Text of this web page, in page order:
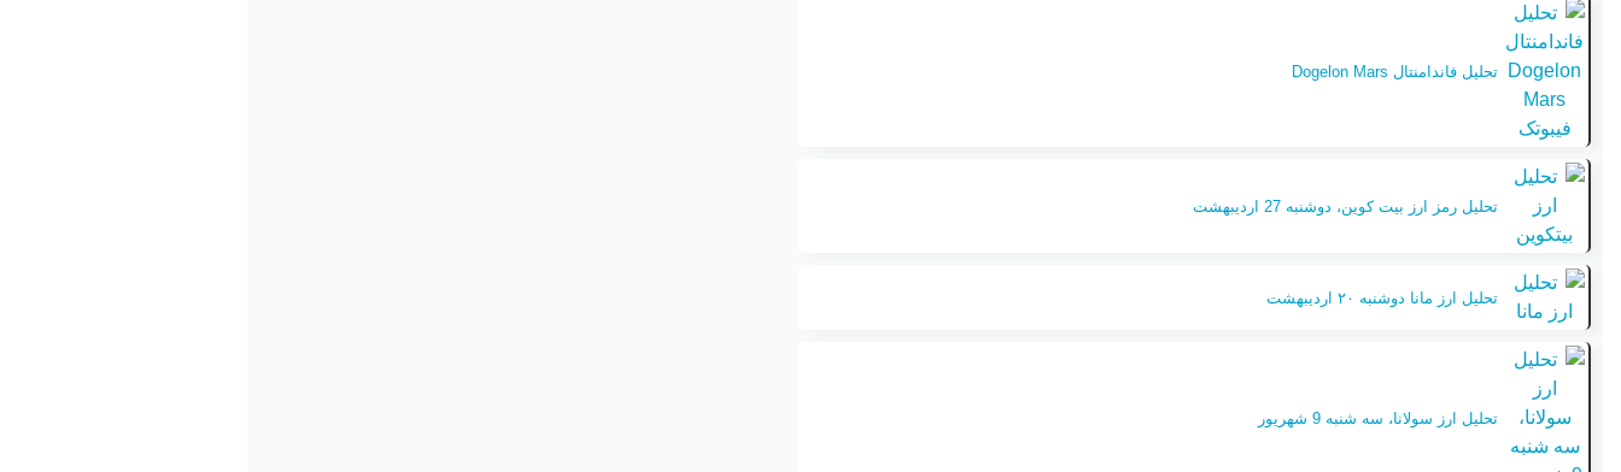
تحلیل فاندامنتال Dogelon Mars
تحلیل رمز ارز بیت کوین‏، دوشنبه 27 اردیبهشت
تحلیل ارز مانا دوشنبه ۲۰ اردیبهشت
تحلیل ارز سولانا، سه شنبه 9 شهریور